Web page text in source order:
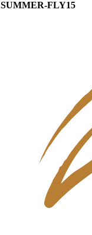
SUMMER-FLY15